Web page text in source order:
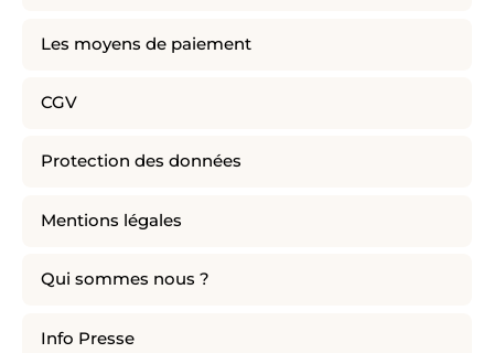
Les moyens de paiement
CGV
Protection des données
Mentions légales
Qui sommes nous ?
Info Presse